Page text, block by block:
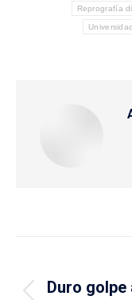
Reprografía
Duro